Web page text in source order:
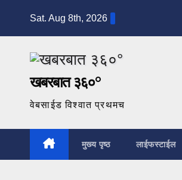
Sat. Aug 8th, 2026
खबरबात ३६०°
वेबसाईड विश्वात प्रथमच
मुख्य पृष्ठ लाईफस्टाईल